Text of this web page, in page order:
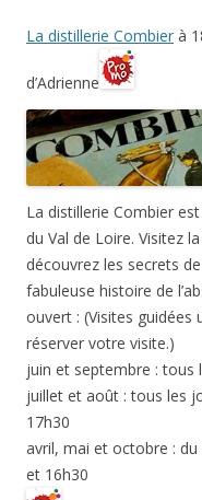
La distillerie Combier à
d’Adrienne
La distillerie Combier
du Val de Loire. Visitez
découvrez les secrets
fabuleuse histoire de
ouvert : (​Visites guidées
réserver votre visite.)
juin et septembre : tous
juillet et août : tous les
17h30
avril, mai et octobre :
et 16h30